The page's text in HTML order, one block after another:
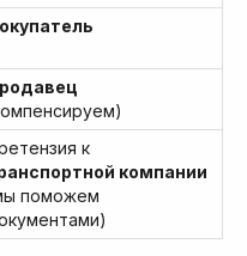
к
компании
поможем